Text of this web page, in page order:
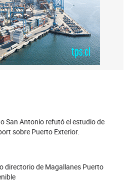
San Antonio refutó el estudio de
sobre Puerto Exterior.
directorio de Magallanes Puerto